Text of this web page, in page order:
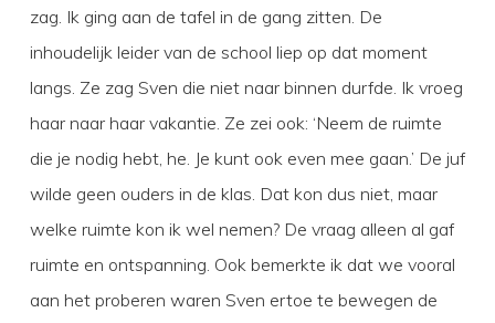
zag. Ik ging aan de tafel in de gang zitten. De
inhoudelijk leider van de school liep op dat moment
langs. Ze zag Sven die niet naar binnen durfde. Ik vroeg
haar naar haar vakantie. Ze zei ook: ‘Neem de ruimte
die je nodig hebt, he. Je kunt ook even mee gaan.’ De juf
wilde geen ouders in de klas. Dat kon dus niet, maar
welke ruimte kon ik wel nemen? De vraag alleen al gaf
ruimte en ontspanning. Ook bemerkte ik dat we vooral
aan het proberen waren Sven ertoe te bewegen de